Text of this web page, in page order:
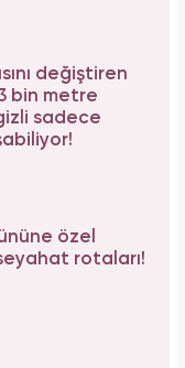
değiştiren
bin metre
sadece
özel
rotaları!